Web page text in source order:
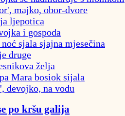
majko, obor-dvore
ljepotica
i gospoda
sjala sjajna mjesečina
druge
želja
Mara bosiok sijala
đevojko, na vodu
po kršu galija